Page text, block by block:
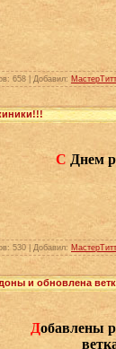
658 | Добавил:
С Днем
530 | Добавил:
и обновлена
Добавлены